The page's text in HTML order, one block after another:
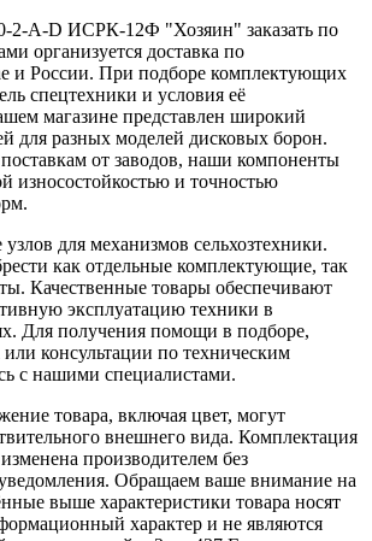
2-A-D ИСРК-12Ф "Хозяин" заказать по
организуется доставка по
и России. При подборе комплектующих
спецтехники и условия её
магазине представлен широкий
для разных моделей дисковых борон.
от заводов, наши компоненты
износостойкостью и точностью
для механизмов сельхозтехники.
как отдельные комплектующие, так
Качественные товары обеспечивают
эксплуатацию техники в
Для получения помощи в подборе,
консультации по техническим
с нашими специалистами.
товара, включая цвет, могут
внешнего вида. Комплектация
производителем без
Обращаем ваше внимание на
выше характеристики товара носят
характер и не являются